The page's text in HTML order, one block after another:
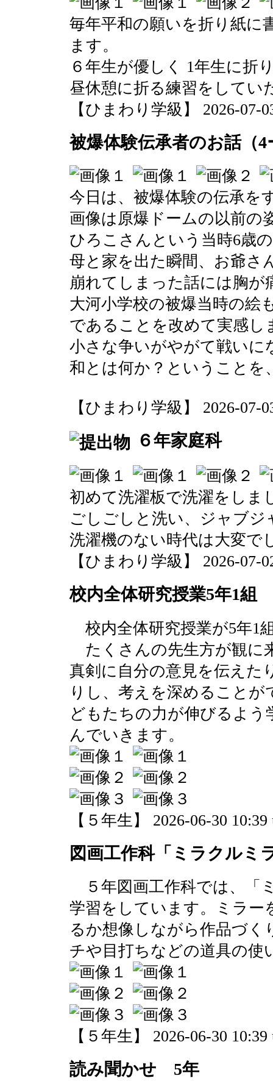
毎年平和の願いを折り紙に
ます。
６年生が優しく 1年生に折
昼休憩に折る練習をしてい
【ひまわり学級】 2026-07-
被爆体験伝承者のお話（4
今日は、被爆体験の伝承を
画像は原爆ドームの以前の
ひろこさんという当時6歳
母と家を出た瞬間、お爺さ
崩れてしまった話には胸が
大河小学校の被爆当時の絵
であることを改めて実感し
小さな争いがやがて戦いに
和とは何か？ということを
【ひまわり学級】 2026-07-
６年家庭科
初めて洗濯板で洗濯をしま
ごしごしと洗い、ジャブ
洗濯機のない時代は大変で
【ひまわり学級】 2026-07-
校内全体研究授業5年1組
校内全体研究授業が5年1
たくさんの先生方が観に
真剣に自分の意見を伝えた
りし、考えを深めること
どもたちの力が伸びるよ
んでいきます。
【５年生】 2026-06-30 10:39
図画工作科「ミラクルミ
５年図画工作科では、「
学習をしています。ミラー
るか想像しながら作品づ
チや目打ちなどの道具の使
【５年生】 2026-06-30 10:39
読み聞かせ 5年